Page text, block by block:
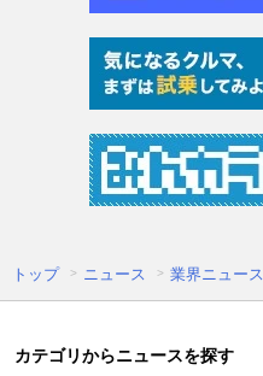
トップ ニュース 業界ニュース
カテゴリからニュースを探す